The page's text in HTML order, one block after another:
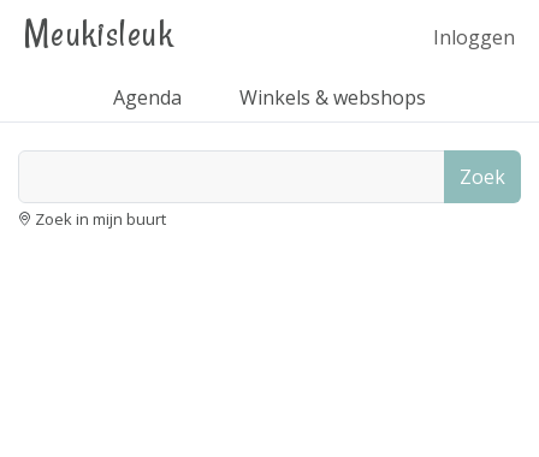
Meukisleuk Inloggen
Agenda Winkels & webshops
Zoek
Zoek in mijn buurt